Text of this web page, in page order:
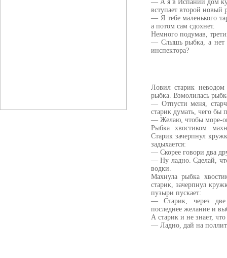
— А я в Испании дом
вступает второй новый
— Я тебе маленького
а потом сам сдохнет.
Немного подумав,
— Слышь рыбка, а нет
инспектора?
Ловил старик
рыбка. Взмолилась
— Отпусти меня,
старик думать, чего бы
— Желаю, чтобы море-
Рыбка хвостиком
Старик зачерпнул
задыхается:
— Скорее говори два
— Ну ладно. Сделай,
водки.
Махнула рыбка
старик, зачерпнул
пузыри пускает:
— Старик, через две
последнее желание и
А старик и не знает,
— Ладно, дай на